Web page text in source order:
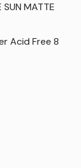
SUN MATTE
Acid Free 8